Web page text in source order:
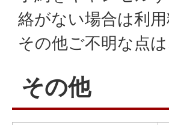
絡がない場合は利
その他ご不明な点
その他